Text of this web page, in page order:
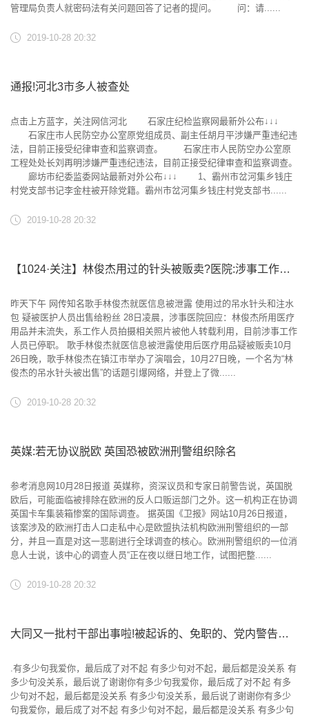
管理局负责人就密码法有关问题回答了记者的提问。 问：请......
2019-10-28 20:32
通报!河北3市多人被查处
点击上方蓝字，关注网信河北 石家庄纪检监察网最新外公布↓↓↓
石家庄市人民防空办公室原党组成员、副主任胡月平涉嫌严重违纪违
法，目前正接受纪律审查和监察调查。 石家庄市人民防空办公室原
工程处处长刘再明涉嫌严重违纪违法，目前正接受纪律审查和监察调查。
廊坊市纪委监委网站最新对外公布↓↓↓ 1、霸州市岔河集乡钱庄
村党支部书记李金柱被开除党籍。霸州市岔河集乡钱庄村党支部书......
2019-10-28 20:32
【1024·关注】林俊杰用过的针头被贩卖?医院:涉事工作人员已停职
昨天下午 网传知名歌手林俊杰就医信息被泄露 使用过的吊水针头和注水
包 疑被医护人员出售给粉丝 28日凌晨，涉事医院回应：林俊杰所用医疗
用品并未流失，系工作人员拍摄相关照片被他人转载利用，目前涉事工作
人员已停职。 歌手林俊杰就医信息被泄露使用后医疗用品疑被贩卖10月
26日晚，歌手林俊杰在镇江市举办了演唱会，10月27日晚，一个名为“林
俊杰的吊水针头被出售”的话题引爆网络，并登上了微......
2019-10-28 20:32
英媒:若无协议脱欧 英国恐被欧洲刑警组织除名
参考消息网10月28日报道 英媒称，资深议员和专家日前警告说，英国脱
欧后，可能面临被排除在欧洲的反人口贩运部门之外。这一机构正在协调
英国卡车集装箱惨案的国际调查。 据英国《卫报》网站10月26日报道，
该案涉及的欧洲打击人口走私中心是欧盟执法机构欧洲刑警组织的一部
分，并且一直是对这一悲剧进行全球调查的核心。欧洲刑警组织的一位消
息人士说，该中心的调查人员“正在夜以继日地工作，试图把整......
2019-10-28 20:32
大同又一批村干部出事啦!被起诉的、免职的、党内警告的.....
.有多少句我爱你，最后成了对不起 有多少句对不起，最后都是没关系 有
多少句没关系，最后说了谢谢你有多少句我爱你，最后成了对不起 有多
少句对不起，最后都是没关系 有多少句没关系，最后说了谢谢你有多少
句我爱你，最后成了对不起 有多少句对不起，最后都是没关系 有多少句